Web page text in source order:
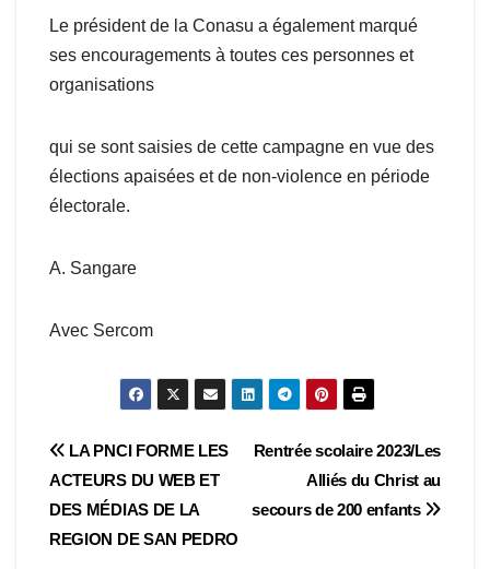
Le président de la Conasu a également marqué
ses encouragements à toutes ces personnes et
organisations
qui se sont saisies de cette campagne en vue des
élections apaisées et de non-violence en période
électorale.
A. Sangare
Avec Sercom
Navigation
de
l’article
Rentrée scolaire 2023/Les
Alliés du Christ au
secours de 200 enfants
LA PNCI FORME LES
ACTEURS DU WEB ET
DES MÉDIAS DE LA
REGION DE SAN PEDRO